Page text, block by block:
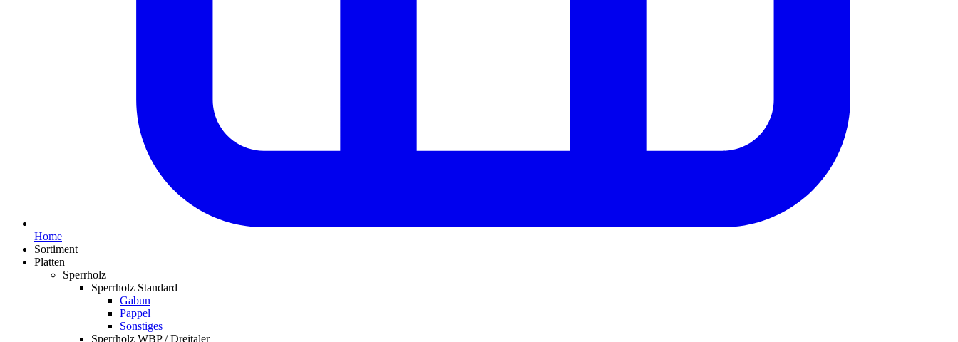
Home
Sortiment
Platten
Sperrholz
Sperrholz Standard
Gabun
Pappel
Sonstiges
Sperrholz WBP / Dreitaler